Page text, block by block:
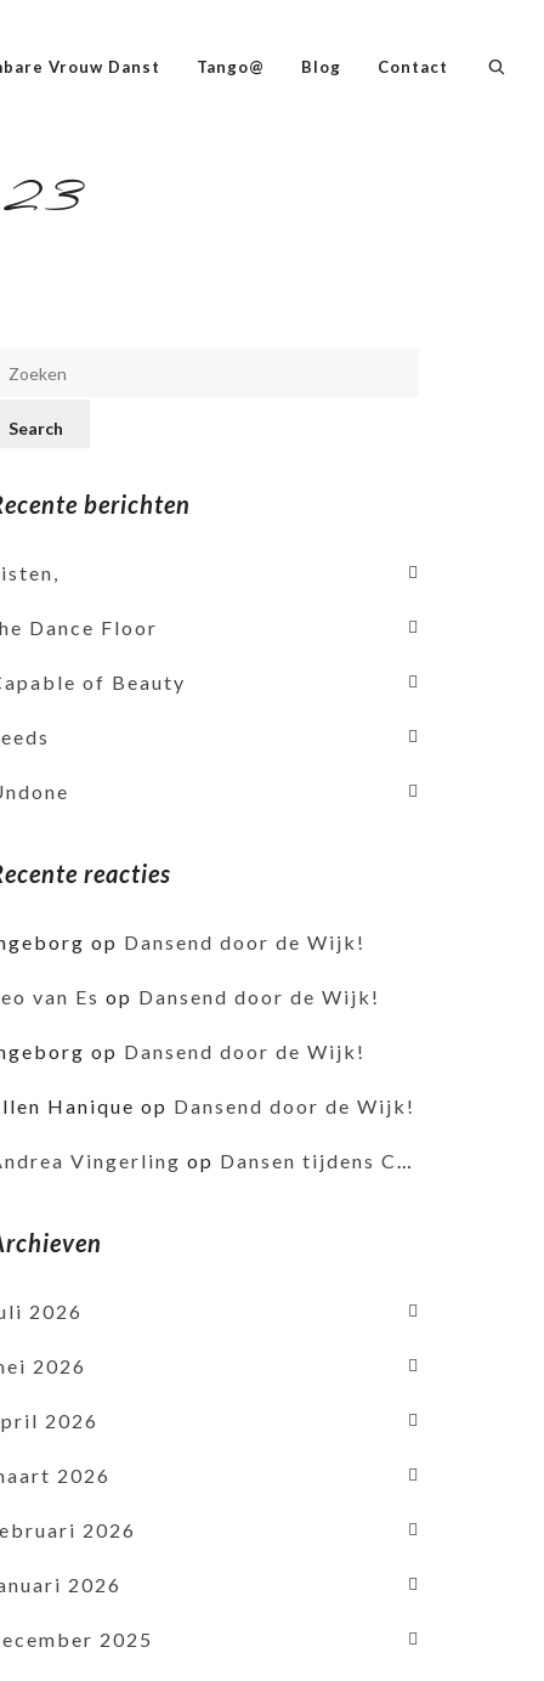
Vrouw Danst Tango@ Blog Contact
berichten
Dance Floor
of Beauty
reacties
op Dansend door de Wijk!
van Es op Dansend door de Wijk!
op Dansend door de Wijk!
Hanique op Dansend door de Wijk!
Vingerling op Dansen tijdens Corona
2026
2026
2026
2026
2026
2026
2025